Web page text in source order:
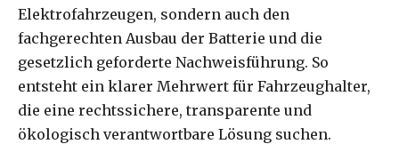
Elektrofahrzeugen, sondern auch den
fachgerechten Ausbau der Batterie und die
gesetzlich geforderte Nachweisführung. So
entsteht ein klarer Mehrwert für Fahrzeughalter,
die eine rechtssichere, transparente und
ökologisch verantwortbare Lösung suchen.